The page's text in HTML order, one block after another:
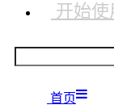
开始使
首页